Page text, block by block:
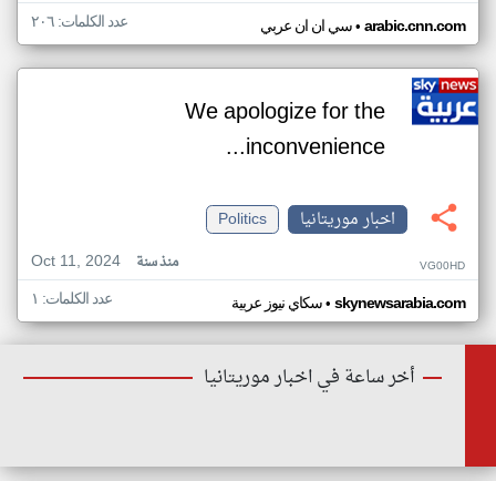
سي ان ان عربي• arabic.cnn.com عدد الكلمات: ٢٠٦
We apologize for the
inconvenience...
اخبار موريتانيا
Politics
Oct 11, 2024
منذ سنة VG00HD
سكاي نيوز عربية• skynewsarabia.com عدد الكلمات: ١
أخر ساعة في اخبار موريتانيا